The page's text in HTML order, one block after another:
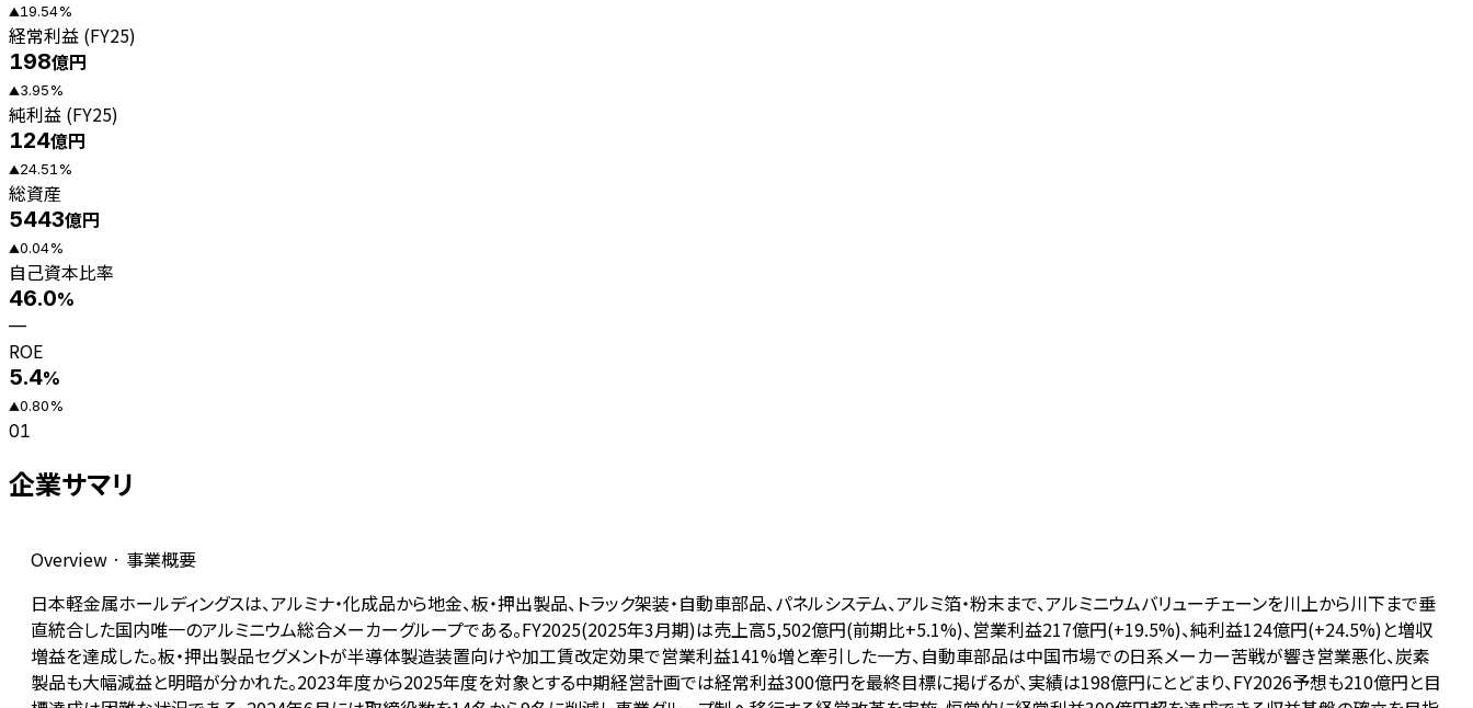
▲19.54%
経常利益 (FY25)
198億円
▲3.95%
純利益 (FY25)
124億円
▲24.51 %
総資産
5443億円
▲0.04%
自己資本比率
46.0%
—
ROE
5.4%
▲0.80%
01
企業サマリ
Overview · 事業概要
日本軽金属ホールディングスは、アルミナ・化成品から地金、板・押出製品、トラック架装・自動車部品、パネルシステム、アルミ箔・粉末まで、アルミニウムバリューチェーンを川上から川下まで垂
直統合した国内唯一のアルミニウム総合メーカーグループである。FY2025(2025年3月期)は売上高5,502億円(前期比+5.1%)、営業利益217億円(+19.5%)、純利益124億円(+24.5%)と増収
増益を達成した。板・押出製品セグメントが半導体製造装置向けや加工賃改定効果で営業利益141%増と牽引した一方、自動車部品は中国市場での日系メーカー苦戦が響き営業悪化、炭素
製品も大幅減益と明暗が分かれた。2023年度から2025年度を対象とする中期経営計画では経常利益300億円を最終目標に掲げるが、実績は198億円にとどまり、FY2026予想も210億円と目